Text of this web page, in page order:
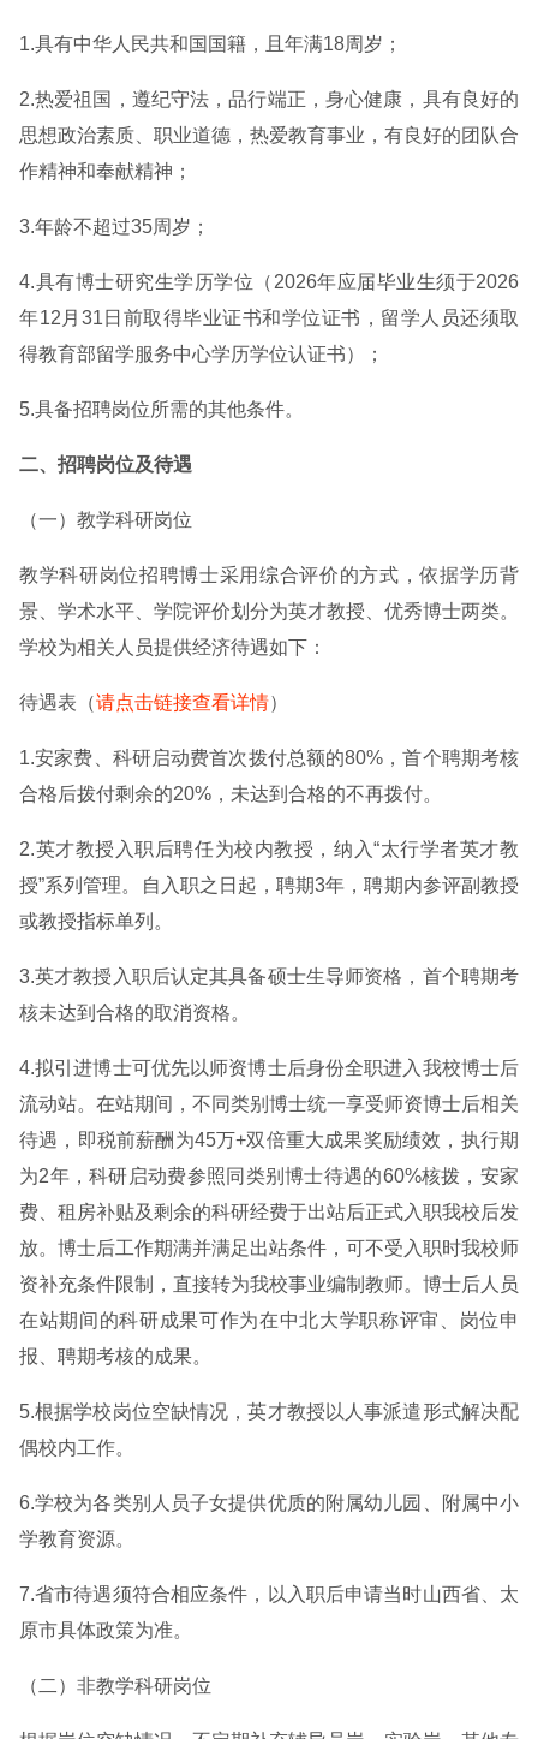
1.具有中华人民共和国国籍，且年满18周岁；
2.热爱祖国，遵纪守法，品行端正，身心健康，具有良好的
思想政治素质、职业道德，热爱教育事业，有良好的团队合
作精神和奉献精神；
3.年龄不超过35周岁；
4.具有博士研究生学历学位（2026年应届毕业生须于2026
年12月31日前取得毕业证书和学位证书，留学人员还须取
得教育部留学服务中心学历学位认证书）；
5.具备招聘岗位所需的其他条件。
二、招聘岗位及待遇
（一）教学科研岗位
教学科研岗位招聘博士采用综合评价的方式，依据学历背
景、学术水平、学院评价划分为英才教授、优秀博士两类。
学校为相关人员提供经济待遇如下：
待遇表（请点击链接查看详情）
1.安家费、科研启动费首次拨付总额的80%，首个聘期考核
合格后拨付剩余的20%，未达到合格的不再拨付。
2.英才教授入职后聘任为校内教授，纳入“太行学者英才教
授”系列管理。自入职之日起，聘期3年，聘期内参评副教授
或教授指标单列。
3.英才教授入职后认定其具备硕士生导师资格，首个聘期考
核未达到合格的取消资格。
4.拟引进博士可优先以师资博士后身份全职进入我校博士后
流动站。在站期间，不同类别博士统一享受师资博士后相关
待遇，即税前薪酬为45万+双倍重大成果奖励绩效，执行期
为2年，科研启动费参照同类别博士待遇的60%核拨，安家
费、租房补贴及剩余的科研经费于出站后正式入职我校后发
放。博士后工作期满并满足出站条件，可不受入职时我校师
资补充条件限制，直接转为我校事业编制教师。博士后人员
在站期间的科研成果可作为在中北大学职称评审、岗位申
报、聘期考核的成果。
5.根据学校岗位空缺情况，英才教授以人事派遣形式解决配
偶校内工作。
6.学校为各类别人员子女提供优质的附属幼儿园、附属中小
学教育资源。
7.省市待遇须符合相应条件，以入职后申请当时山西省、太
原市具体政策为准。
（二）非教学科研岗位